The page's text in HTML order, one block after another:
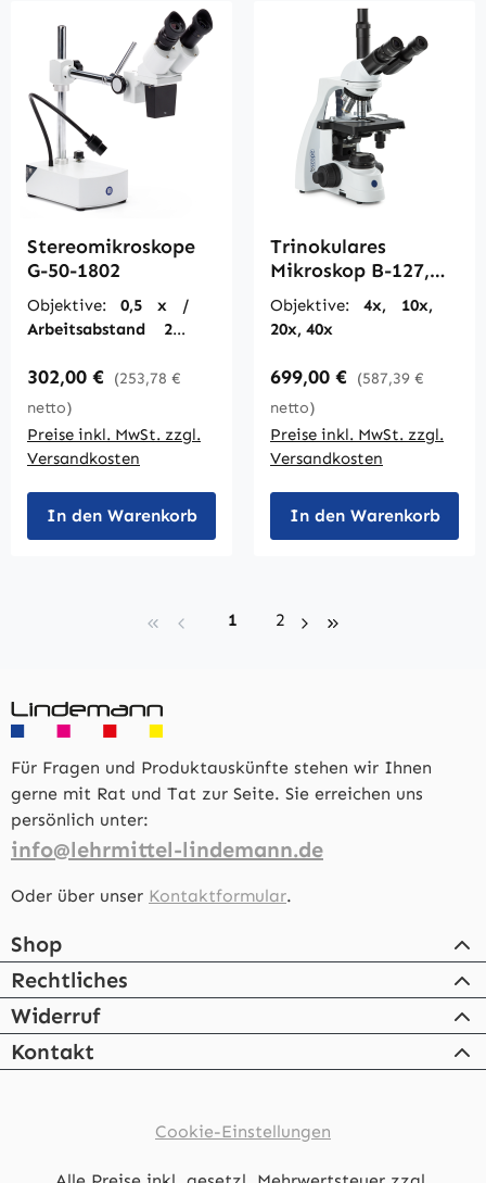
Stereomikroskope
G-50-1802
Objektive: 0,5 x /
Arbeitsabstand 250
5fach
Regulärer Preis:
302,00 € (253,78 €
netto)
Preise inkl. MwSt. zzgl.
Versandkosten
In den Warenkorb
Trinokulares
Mikroskop B-127,
bis 400fach
Objektive: 4x, 10x,
20x, 40x
Regulärer Preis:
699,00 € (587,39 €
netto)
Preise inkl. MwSt. zzgl.
Versandkosten
In den Warenkorb
Seite
1 Seite
2
Für Fragen und Produktauskünfte stehen wir Ihnen
gerne mit Rat und Tat zur Seite. Sie erreichen uns
persönlich unter:
info@lehrmittel-lindemann.de
Oder über unser Kontaktformular.
Shop
Rechtliches
Widerruf
Kontakt
Cookie-Einstellungen